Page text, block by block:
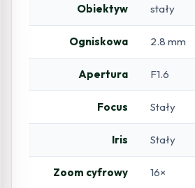
Obiektyw stały
Ogniskowa 2.8 mm
Apertura F1.6
Focus Stały
Iris Stały
Zoom cyfrowy 16×